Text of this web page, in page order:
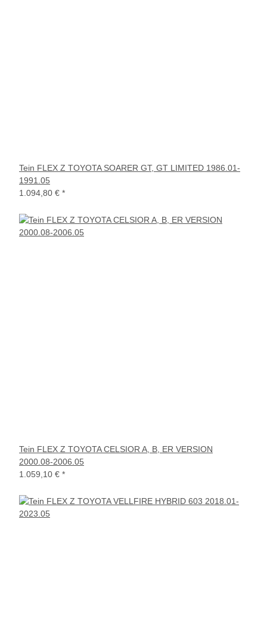
Tein FLEX Z TOYOTA SOARER GT, GT LIMITED 1986.01-
1991.05
1.094,80 € *
Tein FLEX Z TOYOTA CELSIOR A, B, ER VERSION
2000.08-2006.05
1.059,10 € *